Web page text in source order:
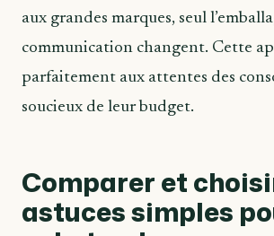
aux grandes marques, seul
communication changent. Cette
parfaitement aux attentes des
soucieux de leur budget.
Comparer et
astuces simples